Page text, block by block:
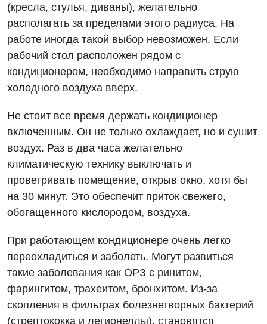
Отзывы
Видео
УЗИ
Эндоскопическое отделение
Для взрослых
Акушерство и гинекология
Аллергология, иммунология
Бесплатные услуги
Вакцинация
Гастроэнтерология
Гематология
Дерматовенерология
Кардиология
Декларирование
Национальный скрининг здоровья 40+
(кресла, стулья, диваны), желательно
располагать за пределами этого радиуса. На
работе иногда такой выбор невозможен. Если
рабочий стол расположен рядом с
кондиционером, необходимо направить струю
холодного воздуха вверх.
Не стоит все время держать кондиционер
включенным. Он не только охлаждает, но и сушит
воздух. Раз в два часа желательно
климатическую технику выключать и
проветривать помещение, открыв окно, хотя бы
на 30 минут. Это обеспечит приток свежего,
обогащенного кислородом, воздуха.
При работающем кондиционере очень легко
переохладиться и заболеть. Могут развиться
такие заболевания как ОРЗ с ринитом,
фарингитом, трахеитом, бронхитом. Из-за
скопления в фильтрах болезнетворных бактерий
(стрептококка и легионеллы), становятся